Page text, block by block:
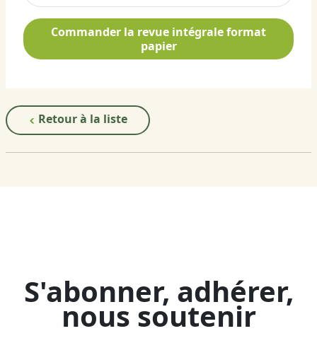
Commander la revue intégrale format
papier
Retour à la liste
S'abonner, adhérer,
nous soutenir